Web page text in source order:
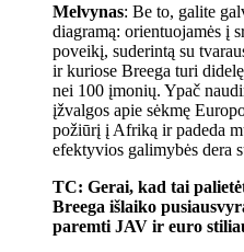
Melvynas: Be to, galite
diagramą: orientuojamės į
poveikį, suderintą su
ir kuriose Breega turi
nei 100 įmonių. Ypač
įžvalgos apie sėkmę
požiūrį į Afriką ir padeda
efektyvios galimybės dera
TC: Gerai, kad tai
Breega išlaiko
paremti JAV ir euro